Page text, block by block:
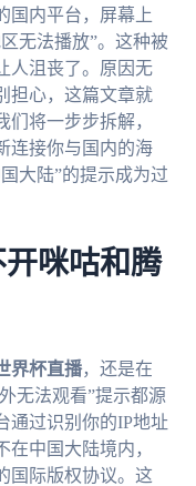
国内平台，屏幕上
无法播放”。这种被
人沮丧了。原因无
担心，这篇文章就
将一步步拆解，
连接你与国内的海
大陆”的提示成为过
咪咕和腾
界杯直播，还是在
无法观看”提示都源
通过识别你的IP地址
中国大陆境内，
国际版权协议。这